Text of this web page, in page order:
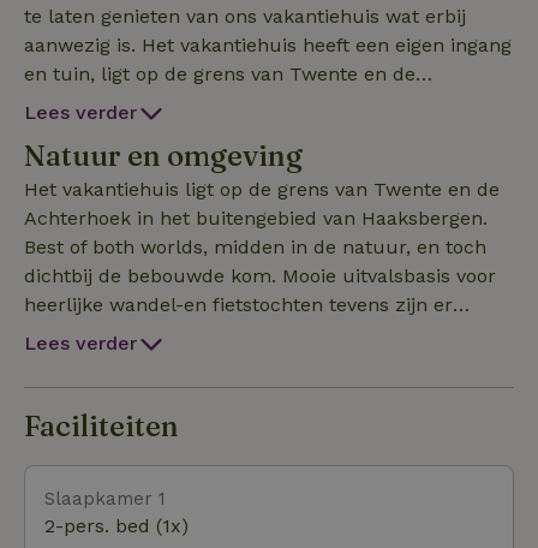
te laten genieten van ons vakantiehuis wat erbij
aanwezig is. Het vakantiehuis heeft een eigen ingang
en tuin, ligt op de grens van Twente en de
Achterhoek in het buitengebied van Haaksbergen.
dichtbij de bebouwde kom. Het huis is comfortabel
ingericht en voorzien van een pelletkachel die
tevens de vloer verwarmd en centrale verwarming.
Alles bevind zich op de begane grond. Het huis
heeft een ruime keuken met inbouwapparatuur
(oven, magnetron, vaatwasser, koelkast, vriezer,
Nespresso koffie apparaat melkopschuimer en
gezellige zithoek van waaruit je een mooi uitzicht
hebt naar buiten. In de slaapkamer is een 2
jumeaux dekbedovertrek en kledingkast. Er is ook
een overkapping en schuurtje voor fietsen.
Lees verder
Natuur en omgeving
Het vakantiehuis ligt op de grens van Twente en de
Achterhoek in het buitengebied van Haaksbergen.
Best of both worlds, midden in de natuur, en toch
dichtbij de bebouwde kom. Mooie uitvalsbasis voor
heerlijke wandel-en fietstochten tevens zijn er
mooie mountainbike routes Onder andere in het
Natuurplas Rutbeek op 13 kilometer en natuurbad
Rekken op 2 kilometer (alleen geopend in de zomer)
kilometer, Centrum van Enschede op 17 kilometer
Duitsland (tanken) op 7 kilometer Winkelen in
Duitsland: Vreden op 14 kilometer, Bocholt op 47
Lees verder
Faciliteiten
Slaapkamer 1
2-pers. bed (1x)